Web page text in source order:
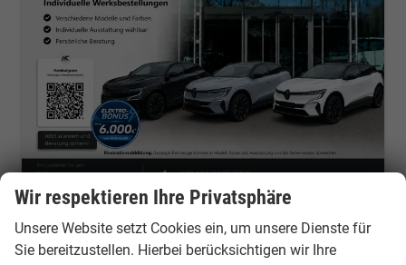
Renault Mégane E-TECH
Esprit Alpine WinterP. Förderung bis 6000€ -frei konfigurierbar
Wir respektieren Ihre Privatsphäre
Unsere Website setzt Cookies ein, um unsere Dienste für
Sie bereitzustellen. Hierbei berücksichtigen wir Ihre